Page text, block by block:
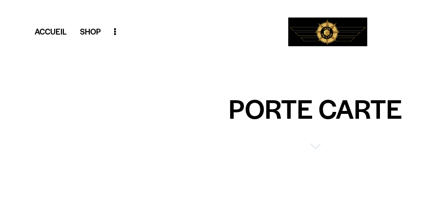
ACCUEIL SHOP
PORTE CARTE